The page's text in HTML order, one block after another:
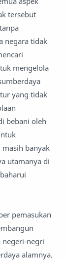
tersebut
negara tidak
mengelola
yang tidak
bebani oleh
banyak
utamanya di
pemasukan
negeri-negri
alamnya.